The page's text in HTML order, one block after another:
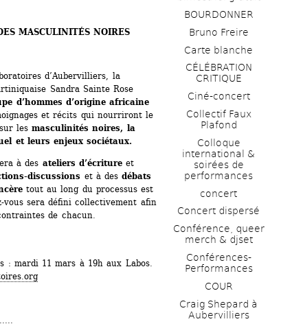
MASCULINITÉS NOIRES
d’Aubervilliers, la
Sandra Sainte Rose
d’hommes d’origine africaine
et récits qui nourriront le
sur les masculinités noires, la
et leurs enjeux sociétaux.
à des ateliers d’écriture et
discussions et à des débats
tout au long du processus est
sera défini collectivement afin
de chacun.
: mardi 11 mars à 19h aux Labos.
BOURDONNER
Bruno Freire
Carte blanche
CÉLÉBRATION
CRITIQUE
Ciné-concert
Collectif Faux
Plafond
Colloque
international &
soirées de
performances
concert
Concert dispersé
Conférence, queer
merch & djset
Conférences-
Performances
COUR
Craig Shepard à
Aubervilliers